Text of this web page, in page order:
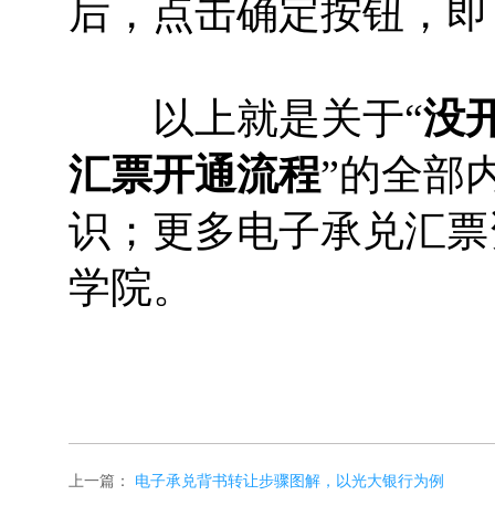
后，点击确定按钮，
以上就是关于“没
汇票开通流程”的全部
识；更多电子承兑汇
学院。
上一篇： 电子承兑背书转让步骤图解，以光大银行为例